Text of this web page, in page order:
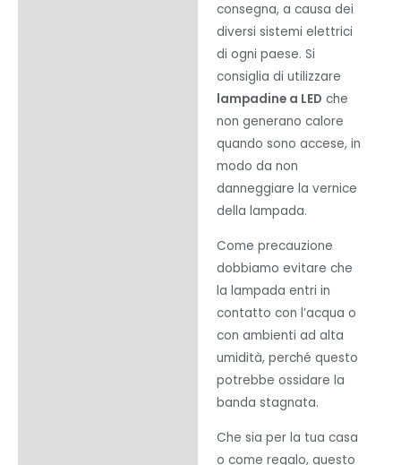
consegna, a causa dei
diversi sistemi elettrici
di ogni paese. Si
consiglia di utilizzare
lampadine a LED che
non generano calore
quando sono accese, in
modo da non
danneggiare la vernice
della lampada.
Come precauzione
dobbiamo evitare che
la lampada entri in
contatto con l’acqua o
con ambienti ad alta
umidità, perché questo
potrebbe ossidare la
banda stagnata.
Che sia per la tua casa
o come regalo, questo